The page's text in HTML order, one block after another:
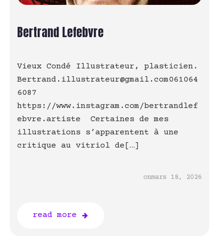
Bertrand Lefebvre
Vieux Condé Illustrateur, plasticien.
Bertrand.illustrateur@gmail.com061064
6087
https://www.instagram.com/bertrandlef
ebvre.artiste Certaines de mes
illustrations s’apparentent à une
critique au vitriol de[…]
onmars 18, 2026
read more